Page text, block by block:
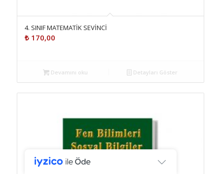
4. SINIF MATEMATİK SEVİNCİ
₺170,00
Devamını oku Detayları Göster